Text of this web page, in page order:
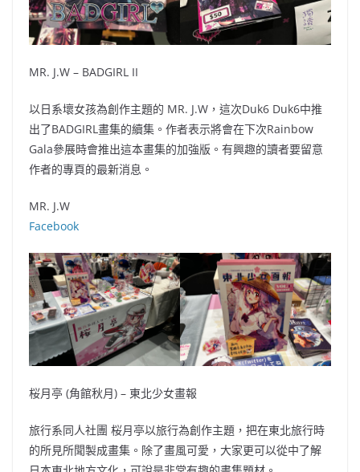
MR. J.W – BADGIRL II
以日系壞女孩為創作主題的 MR. J.W，這次Duk6 Duk6中推
出了BADGIRL畫集的續集。作者表示將會在下次Rainbow
Gala參展時會推出這本畫集的加強版。有興趣的讀者要留意
作者的專頁的最新消息。
MR. J.W
Facebook
桜月亭 (角館秋月) – 東北少女畫報
旅行系同人社團 桜月亭以旅行為創作主題，把在東北旅行時
的所見所聞製成畫集。除了畫風可愛，大家更可以從中了解